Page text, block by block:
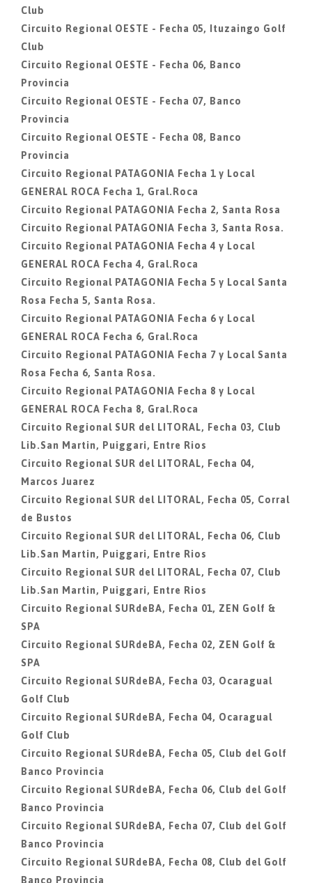
Club
Circuito Regional OESTE - Fecha 05, Ituzaingo Golf
Club
Circuito Regional OESTE - Fecha 06, Banco
Provincia
Circuito Regional OESTE - Fecha 07, Banco
Provincia
Circuito Regional OESTE - Fecha 08, Banco
Provincia
Circuito Regional PATAGONIA Fecha 1 y Local
GENERAL ROCA Fecha 1, Gral.Roca
Circuito Regional PATAGONIA Fecha 2, Santa Rosa
Circuito Regional PATAGONIA Fecha 3, Santa Rosa.
Circuito Regional PATAGONIA Fecha 4 y Local
GENERAL ROCA Fecha 4, Gral.Roca
Circuito Regional PATAGONIA Fecha 5 y Local Santa
Rosa Fecha 5, Santa Rosa.
Circuito Regional PATAGONIA Fecha 6 y Local
GENERAL ROCA Fecha 6, Gral.Roca
Circuito Regional PATAGONIA Fecha 7 y Local Santa
Rosa Fecha 6, Santa Rosa.
Circuito Regional PATAGONIA Fecha 8 y Local
GENERAL ROCA Fecha 8, Gral.Roca
Circuito Regional SUR del LITORAL, Fecha 03, Club
Lib.San Martin, Puiggari, Entre Rios
Circuito Regional SUR del LITORAL, Fecha 04,
Marcos Juarez
Circuito Regional SUR del LITORAL, Fecha 05, Corral
de Bustos
Circuito Regional SUR del LITORAL, Fecha 06, Club
Lib.San Martin, Puiggari, Entre Rios
Circuito Regional SUR del LITORAL, Fecha 07, Club
Lib.San Martin, Puiggari, Entre Rios
Circuito Regional SURdeBA, Fecha 01, ZEN Golf &
SPA
Circuito Regional SURdeBA, Fecha 02, ZEN Golf &
SPA
Circuito Regional SURdeBA, Fecha 03, Ocaragual
Golf Club
Circuito Regional SURdeBA, Fecha 04, Ocaragual
Golf Club
Circuito Regional SURdeBA, Fecha 05, Club del Golf
Banco Provincia
Circuito Regional SURdeBA, Fecha 06, Club del Golf
Banco Provincia
Circuito Regional SURdeBA, Fecha 07, Club del Golf
Banco Provincia
Circuito Regional SURdeBA, Fecha 08, Club del Golf
Banco Provincia